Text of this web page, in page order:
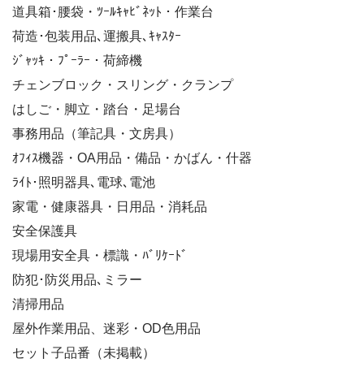
道具箱･腰袋・ﾂｰﾙｷｬﾋﾞﾈｯﾄ・作業台
荷造･包装用品､運搬具､ｷｬｽﾀｰ
ｼﾞｬｯｷ・ﾌﾟｰﾗｰ・荷締機
チェンブロック・スリング・クランプ
はしご・脚立・踏台・足場台
事務用品（筆記具・文房具）
ｵﾌｨｽ機器・OA用品・備品・かばん・什器
ﾗｲﾄ･照明器具､電球､電池
家電・健康器具・日用品・消耗品
安全保護具
現場用安全具・標識・ﾊﾞﾘｹｰﾄﾞ
防犯･防災用品､ミラー
清掃用品
屋外作業用品、迷彩・OD色用品
セット子品番（未掲載）